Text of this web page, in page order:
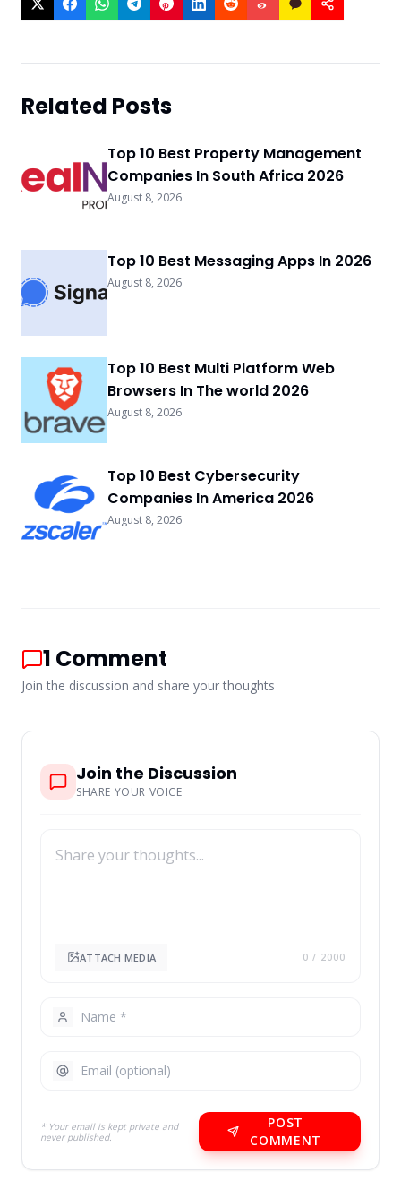
Related Posts
Top 10 Best Property Management
Companies In South Africa 2026
August 8, 2026
Top 10 Best Messaging Apps In 2026
August 8, 2026
Top 10 Best Multi Platform Web
Browsers In The world 2026
August 8, 2026
Top 10 Best Cybersecurity
Companies In America 2026
August 8, 2026
1 Comment
Join the discussion and share your thoughts
Join the Discussion
SHARE YOUR VOICE
ATTACH MEDIA 0 / 2000
* Your email is kept private and
never published.
POST
COMMENT